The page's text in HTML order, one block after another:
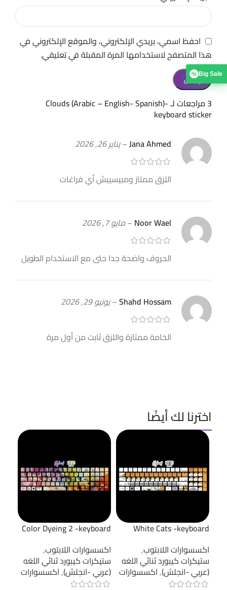
3 مراجعات لـ Clouds (Arabic – English- Spanish)-
keyboard sticker
Jana Ahmed
–يناير 26, 2026
اللزق ممتاز ومبيسيبش أي فراغات
Noor Wael
–مايو 7, 2026
الحروف واضحة جدا حتى مع الاستخدام الطويل
Shahd Hossam
–يونيو 29, 2026
الخامة ممتازة واللزق ثابت من أول مرة
احفظ اسمي، بريدي الإلكتروني، والموقع الإلكتروني في
هذا المتصفح لاستخدامها المرة المقبلة في تعليقي.
اخترنا لك أيضًا
White Cats -keyboard
اكسسوارات اللابتوب,
ستيكرات كيبورد ثنائي اللغه
(عربي -انجلش),اكسسوارات
Color Dyeing 2 -keyboard
اكسسوارات اللابتوب,
ستيكرات كيبورد ثنائي اللغه
(عربي -انجلش),اكسسوارات
% Big Sale